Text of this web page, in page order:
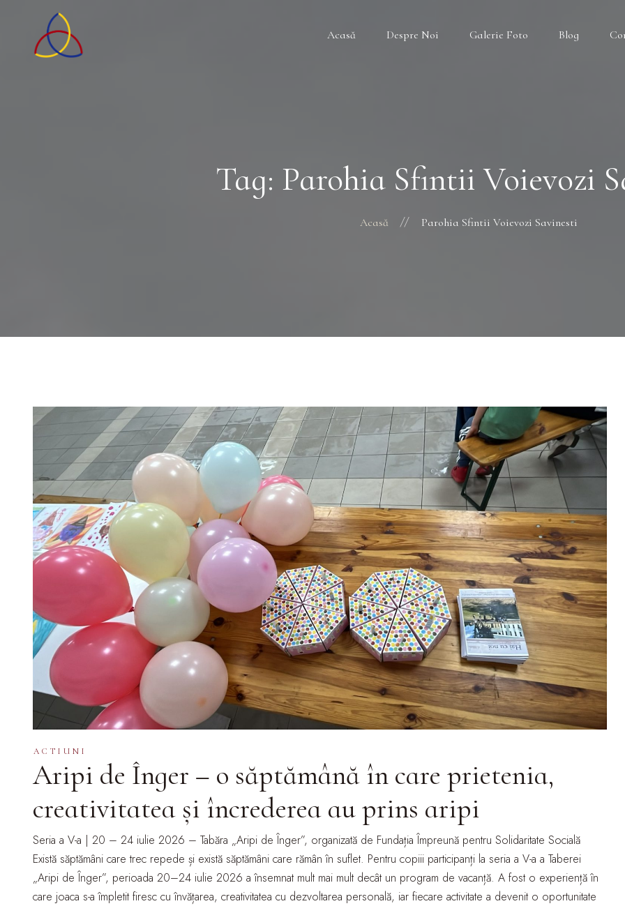
Acasă Despre Noi Galerie Foto Blog
Tag: Parohia Sfintii Voievozi
Acasă Parohia Sfintii Voievozi Savinesti
ACTIUNI
Aripi de Înger – o săptămână în care prietenia,
creativitatea și încrederea au prins aripi
Seria a V-a | 20 – 24 iulie 2026 – Tabăra „Aripi de Înger”, organizată de Fundația Împreună pentru Solidaritate Socială
Există săptămâni care trec repede și există săptămâni care rămân în suflet. Pentru copiii participanți la seria a V-a a Taberei
„Aripi de Înger”, perioada 20–24 iulie 2026 a însemnat mult mai mult decât un program de vacanță. A fost o experiență în
care joaca s-a împletit firesc cu învățarea, creativitatea cu dezvoltarea personală, iar fiecare activitate a devenit o oportunitate